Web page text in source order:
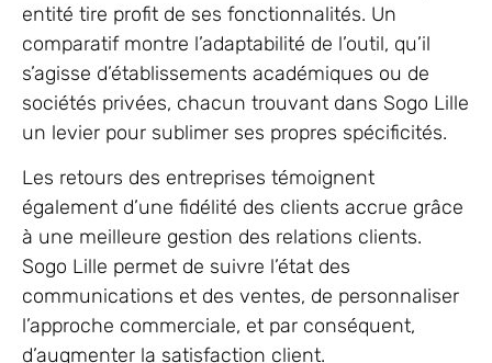
entité tire profit de ses fonctionnalités. Un
comparatif montre l’adaptabilité de l’outil, qu’il
s’agisse d’établissements académiques ou de
sociétés privées, chacun trouvant dans Sogo Lille
un levier pour sublimer ses propres spécificités.
Les retours des entreprises témoignent
également d’une fidélité des clients accrue grâce
à une meilleure gestion des relations clients.
Sogo Lille permet de suivre l’état des
communications et des ventes, de personnaliser
l’approche commerciale, et par conséquent,
d’augmenter la satisfaction client.